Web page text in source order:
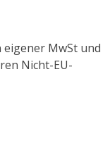
eigener MwSt und
Nicht-EU-